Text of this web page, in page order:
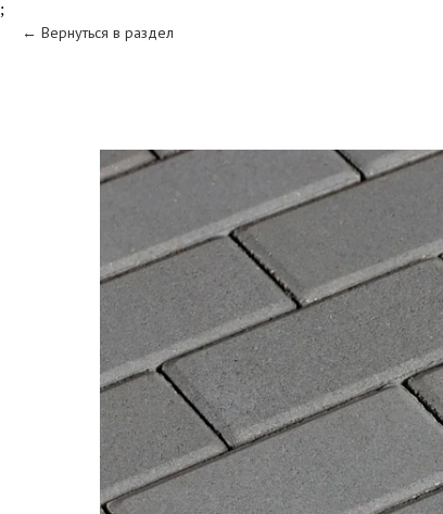
;
Вернуться в раздел